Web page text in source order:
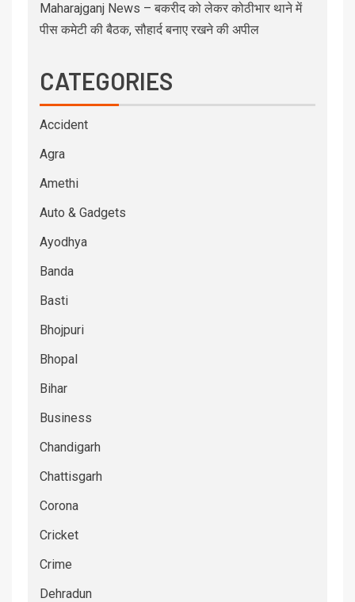
Maharajganj News – बकरीद को लेकर कोठीभार थाने में
पीस कमेटी की बैठक, सौहार्द बनाए रखने की अपील
CATEGORIES
Accident
Agra
Amethi
Auto & Gadgets
Ayodhya
Banda
Basti
Bhojpuri
Bhopal
Bihar
Business
Chandigarh
Chattisgarh
Corona
Cricket
Crime
Dehradun